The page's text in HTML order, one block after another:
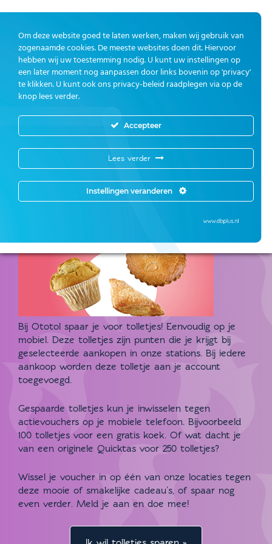
Nieuw bij Ototol! Tolletjes sparen…
Spaar voor mooie cadeaus bij
iedere aankoop. Eenvoudig op je
mobiel.
Spaar nu tolletjes bij
Ototol en win je
tankbeurt terug!
Meld je aan op onze acties-pagina »
Bij Ototol spaar je voor tolletjes! Eenvoudig op je
mobiel. Deze tolletjes zijn punten die je krijgt bij
geselecteerde aankopen in onze stations. Bij iedere
aankoop worden deze tolletje aan je account
toegevoegd.
Gespaarde tolletjes kun je inwisselen tegen
actievouchers op je mobiele telefoon. Bijvoorbeeld
100 tolletjes voor een gratis koek. Of wat dacht je
van een originele Quicktas voor 250 tolletjes?
Wissel je voucher in op één van onze locaties tegen
deze mooie of smakelijke cadeau’s, of spaar nog
even verder. Meld je aan en doe mee!
Om deze website goed te laten werken, maken wij gebruik van
zogenaamde cookies. De meeste websites doen dit. Hiervoor
hebben wij uw toestemming nodig. U kunt uw instellingen op
een later moment nog aanpassen door links bovenin op 'privacy'
te klikken. U kunt ook ons privacy-beleid raadplegen via op de
knop lees verder.
Accepteer
Lees verder
Instellingen veranderen